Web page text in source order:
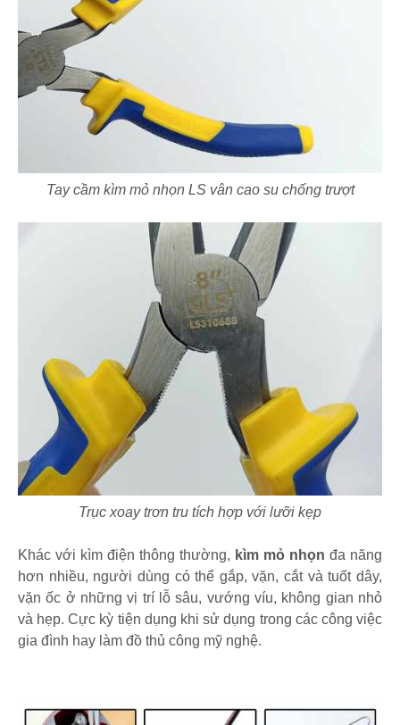
Tay cầm kìm mỏ nhọn LS vân cao su chống trượt
Trục xoay trơn tru tích hợp với lưỡi kẹp
Khác với kìm điện thông thường, kìm mỏ nhọn đa năng
hơn nhiều, người dùng có thể gắp, vặn, cắt và tuốt dây,
vặn ốc ở những vị trí lỗ sâu, vướng víu, không gian nhỏ
và hẹp. Cực kỳ tiện dụng khi sử dụng trong các công việc
gia đình hay làm đồ thủ công mỹ nghệ.